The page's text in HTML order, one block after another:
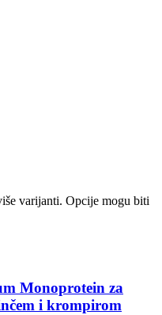
varijanti. Opcije mogu biti
Monoprotein za
i krompirom